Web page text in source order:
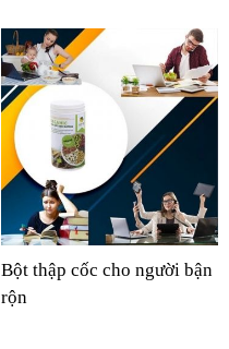
Bột thập cốc cho người bận
rộn